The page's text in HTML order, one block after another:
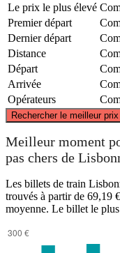
Le prix le plus élevé
Premier départ
Dernier départ
Distance
Départ
Arrivée
Opérateurs
Rechercher le meilleur prix
Meilleur moment
pas chers de
Les billets de train
trouvés à partir de 69,19
moyenne. Le billet le